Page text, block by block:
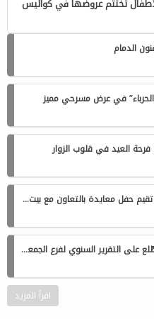
تختتم عروضها في كواليس
الدمام
في عرض مسرحي مميز
فرحة العيد في قلوب الزوار
جمعية الثقافة والفنون بجازان تقيم حفل معايدة بالتعاون مع بيت الثقافة
سمو أمير المنطقة الشرقية يطّلع على التقرير السنوي لفرع الجمعية العربية السعودية للثقافة والفنون بالدمام للعام 2025
اقرأ المزيد